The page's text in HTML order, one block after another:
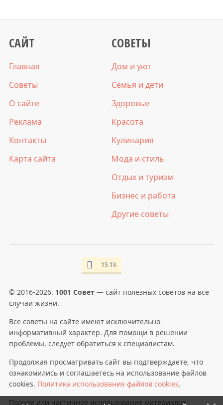
САЙТ
Главная
Советы
О сайте
Реклама
Контакты
Карта сайта
СОВЕТЫ
Дом и уют
Семья и дети
Здоровье
Красота
Кулинария
Мода и стиль
Отдых и туризм
Бизнес и работа
Другие советы
15.1k
© 2016-2026. 1001 Совет— сайт полезных советов на все
случаи жизни.
Все советы на сайте имеют исключительно
информативный характер. Для помощи в решении
проблемы, следует обратиться к специалистам.
Продолжая просматривать сайт вы подтверждаете, что
ознакомились и соглашаетесь на использование файлов
cookies. Политика использования файлов cookies.
Полное или частичное использование материалов